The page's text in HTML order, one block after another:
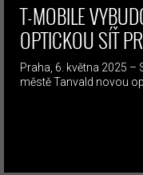
T-MOBILE
OPTICKOU SÍŤ
Praha, 6. května 2025 –
městě Tanvald novou